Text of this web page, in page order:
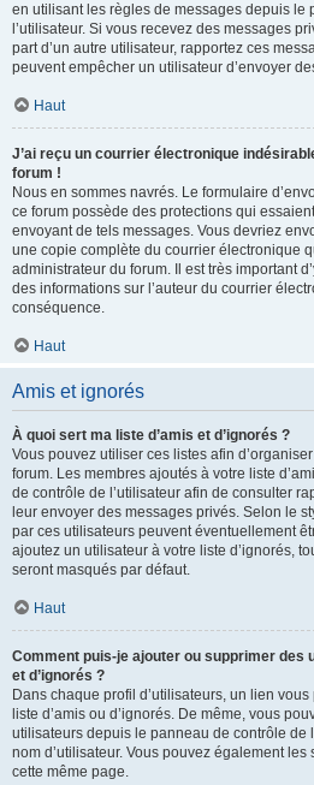
en utilisant les règles de messages depuis le
l’utilisateur. Si vous recevez des messages
part d’un autre utilisateur, rapportez ces
peuvent empêcher un utilisateur d’envoyer
Haut
J’ai reçu un courrier électronique
forum !
Nous en sommes navrés. Le formulaire
ce forum possède des protections qui
envoyant de tels messages. Vous devriez
une copie complète du courrier électronique
administrateur du forum. Il est très important
des informations sur l’auteur du courrier
conséquence.
Haut
Amis et ignorés
À quoi sert ma liste d’amis et d’ignorés ?
Vous pouvez utiliser ces listes afin
forum. Les membres ajoutés à votre liste
de contrôle de l’utilisateur afin de consulter
leur envoyer des messages privés. Selon le
par ces utilisateurs peuvent éventuellement
ajoutez un utilisateur à votre liste d’ignorés,
seront masqués par défaut.
Haut
Comment puis-je ajouter ou supprimer des
et d’ignorés ?
Dans chaque profil d’utilisateurs, un lien
liste d’amis ou d’ignorés. De même, vous
utilisateurs depuis le panneau de contrôle de
nom d’utilisateur. Vous pouvez également
cette même page.